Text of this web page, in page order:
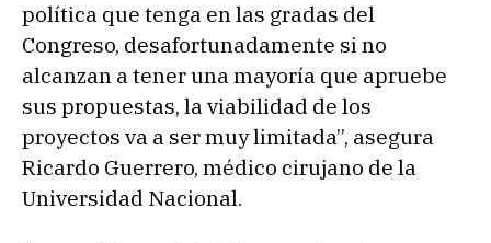
política que tenga en las gradas del
Congreso, desafortunadamente si no
alcanzan a tener una mayoría que apruebe
sus propuestas, la viabilidad de los
proyectos va a ser muy limitada”, asegura
Ricardo Guerrero, médico cirujano de la
Universidad Nacional.